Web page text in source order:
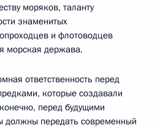
моряков, таланту
знаменитых
и флотоводцев
морская держава.
ответственность перед
которые создавали
перед будущими
передать современный